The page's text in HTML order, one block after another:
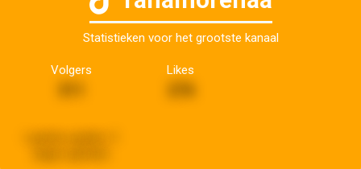
Statistieken voor het grootste kanaal
Volgers Likes